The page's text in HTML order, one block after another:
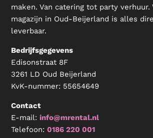
maken. Van catering tot party verhuur.
magazijn in Oud-Beijerland is alles
leverbaar.
Bedrijfsgegevens
Edisonstraat 8F
3261 LD Oud Beijerland
KvK-nummer: 55654649
Contact
E-mail:info@mrental.nl
Telefoon:0186 220 001